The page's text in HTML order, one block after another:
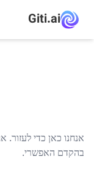
Giti.ai
אנחנו כאן כדי
בהקדם האפשרי.